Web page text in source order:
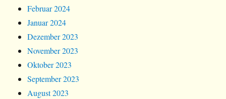
Februar 2024
Januar 2024
Dezember 2023
November 2023
Oktober 2023
September 2023
August 2023